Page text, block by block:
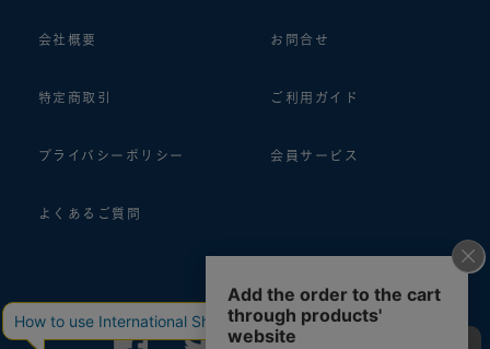
会社概要 お問合せ
特定商取引 ご利用ガイド
プライバシーポリシー 会員サービス
よくあるご質問
follow us!